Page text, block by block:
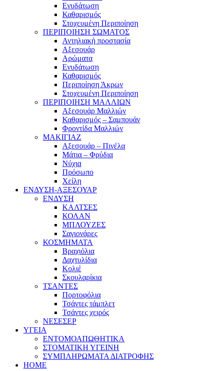
Ενυδάτωση
Καθαρισμός
Στοχευμένη Περιποίηση
ΠΕΡΙΠΟΙΗΣΗ ΣΩΜΑΤΟΣ
Αντηλιακή προστασία
Αξεσουάρ
Αρώματα
Ενυδάτωση
Καθαρισμός
Περιποίηση Άκρων
Στοχευμένη Περιποίηση
ΠΕΡΙΠΟΙΗΣΗ ΜΑΛΛΙΩΝ
Αξεσουάρ Μαλλιών
Καθαρισμός – Σαμπουάν
Φροντίδα Μαλλιών
ΜΑΚΙΓΙΑΖ
Αξεσουάρ – Πινέλα
Μάτια – Φρύδια
Νύχια
Πρόσωπο
Χείλη
ΕΝΔΥΣΗ-ΑΞΕΣΟΥΑΡ
ΕΝΔΥΣΗ
ΚΑΛΤΣΕΣ
ΚΟΛΑΝ
ΜΠΛΟΥΖΕΣ
Σαγιονάρες
ΚΟΣΜΗΜΑΤΑ
Βραχιόλια
Δαχτυλίδια
Κολιέ
Σκουλαρίκια
ΤΣΑΝΤΕΣ
Πορτοφόλια
Τσάντες τάμπλετ
Τσάντες χειρός
ΝΕΣΕΣΕΡ
ΥΓΕΙΑ
ΕΝΤΟΜΟΑΠΩΘΗΤΙΚΑ
ΣΤΟΜΑΤΙΚΗ ΥΓΕΙΝΗ
ΣΥΜΠΛΗΡΩΜΑΤΑ ΔΙΑΤΡΟΦΗΣ
HOME